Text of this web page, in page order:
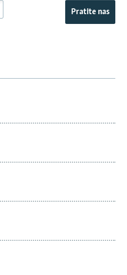
Pratite nas